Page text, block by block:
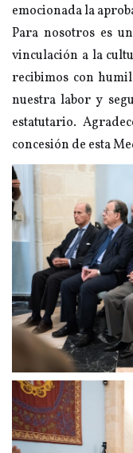
emocionada la
Para nosotros es
vinculación a la
recibimos con
nuestra labor y
estatutario.
concesión de esta